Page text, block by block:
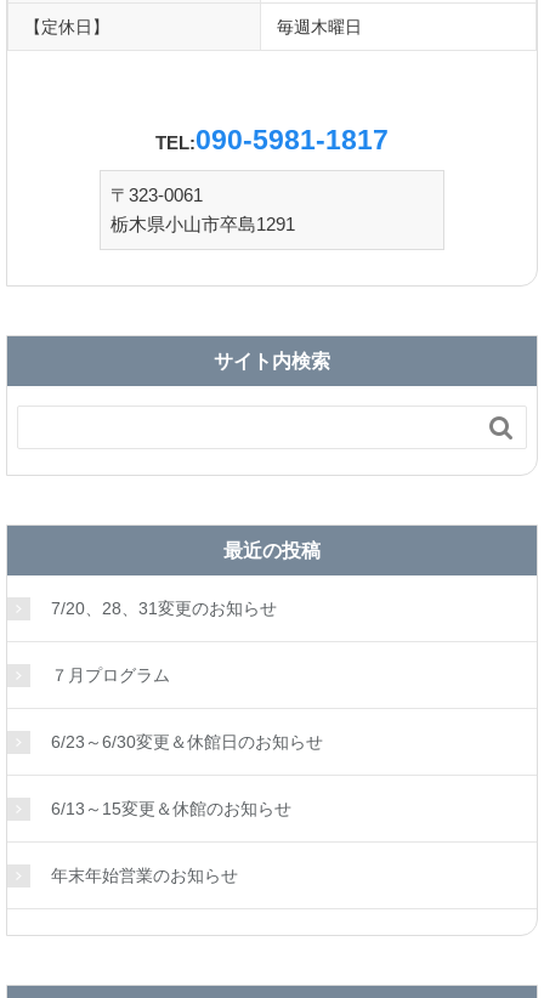
【定休日】 毎週木曜日
TEL:090-5981-1817
〒323-0061
栃木県小山市卒島1291
サイト内検索

最近の投稿
7/20、28、31変更のお知らせ
７月プログラム
6/23～6/30変更＆休館日のお知らせ
6/13～15変更＆休館のお知らせ
年末年始営業のお知らせ